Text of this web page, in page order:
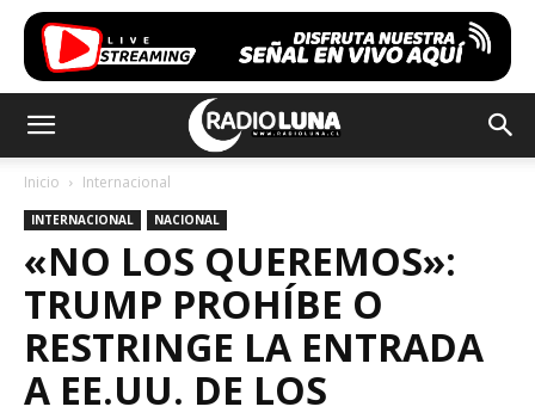
Inicio Internacional
INTERNACIONAL NACIONAL
«NO LOS QUEREMOS»:
TRUMP PROHÍBE O
RESTRINGE LA ENTRADA
A EE.UU. DE LOS